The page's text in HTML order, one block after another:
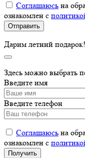
Соглашаюсь на
ознакомлен с
Дарим летний подарок!
Здесь можно выбрать
Введите имя
Введите телефон
Соглашаюсь на
ознакомлен с